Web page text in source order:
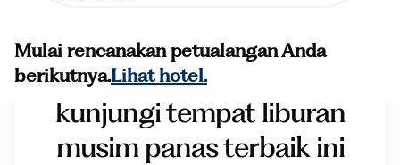
Mulai rencanakan petualangan Anda
berikutnya.Lihat hotel.
Kemasi tas Anda dan
kunjungi tempat liburan
musim panas terbaik ini